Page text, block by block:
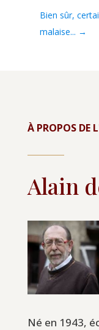
Bien sûr,
malaise... →
À PROPOS DE
Alain
Né en 1943,